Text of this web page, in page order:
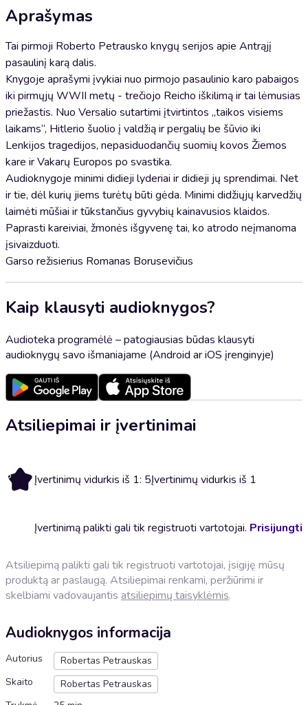
Aprašymas
Tai pirmoji Roberto Petrausko knygų serijos apie Antrąjį
pasaulinį karą dalis.
Knygoje aprašymi įvykiai nuo pirmojo pasaulinio karo pabaigos
iki pirmųjų WWII metų - trečiojo Reicho iškilimą ir tai lėmusias
priežastis. Nuo Versalio sutartimi įtvirtintos „taikos visiems
laikams“, Hitlerio šuolio į valdžią ir pergalių be šūvio iki
Lenkijos tragedijos, nepasiduodančių suomių kovos Žiemos
kare ir Vakarų Europos po svastika.
Audioknygoje minimi didieji lyderiai ir didieji jų sprendimai. Net
ir tie, dėl kurių jiems turėtų būti gėda. Minimi didžiųjų karvedžių
laimėti mūšiai ir tūkstančius gyvybių kainavusios klaidos.
Paprasti kareiviai, žmonės išgyvenę tai, ko atrodo neįmanoma
įsivaizduoti.
Garso režisierius Romanas Borusevičius
Kaip klausyti audioknygos?
Audioteka programėlė – patogiausias būdas klausyti
audioknygų savo išmaniajame (Android ar iOS įrenginyje)
Atsiliepimai ir įvertinimai
5 Įvertinimų vidurkis iš 1: 5Įvertinimų vidurkis iš 1
Įvertinimą palikti gali tik registruoti vartotojai. Prisijungti
Atsiliepimą palikti gali tik registruoti vartotojai, įsigiję mūsų
produktą ar paslaugą. Atsiliepimai renkami, peržiūrimi ir
skelbiami vadovaujantis atsiliepimų taisyklėmis.
Audioknygos informacija
Autorius
Robertas Petrauskas
Skaito
Robertas Petrauskas